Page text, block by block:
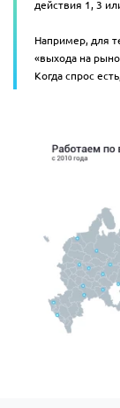
действия 1, 3
Например, для
«выхода на
Когда спрос